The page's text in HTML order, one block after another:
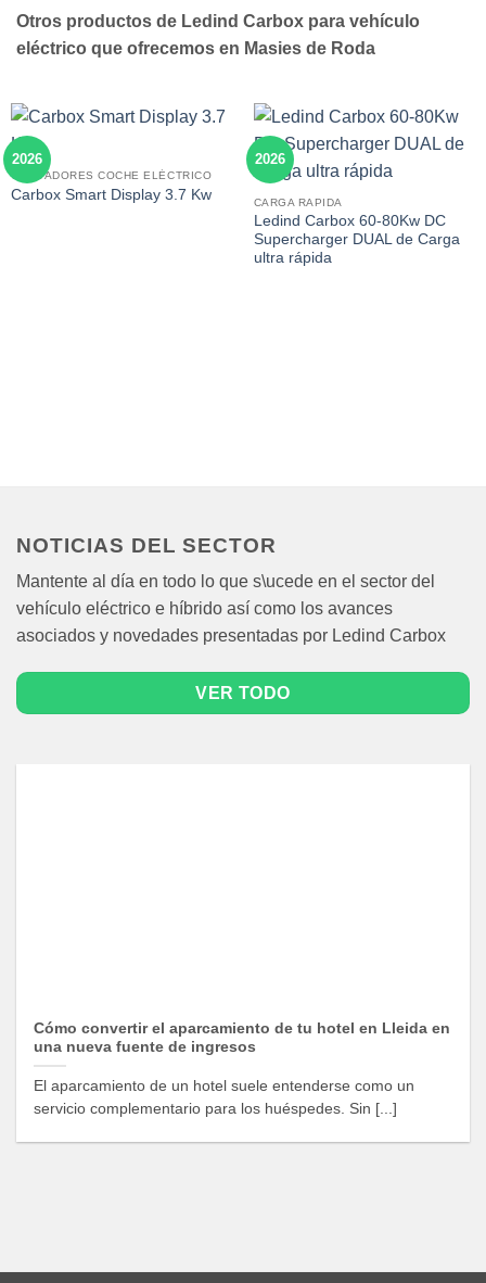
Otros productos de Ledind Carbox para vehículo
eléctrico que ofrecemos en Masies de Roda
2026
CARGADORES COCHE ELÉCTRICO
Carbox Smart Display 3.7 Kw
2026
CARGA RAPIDA
Ledind Carbox 60-80Kw DC
Supercharger DUAL de Carga
ultra rápida
NOTICIAS DEL SECTOR
Mantente al día en todo lo que s\ucede en el sector del
vehículo eléctrico e híbrido así como los avances
asociados y novedades presentadas por Ledind Carbox
VER TODO
Cómo convertir el aparcamiento de tu hotel en Lleida en
una nueva fuente de ingresos
El aparcamiento de un hotel suele entenderse como un
servicio complementario para los huéspedes. Sin [...]